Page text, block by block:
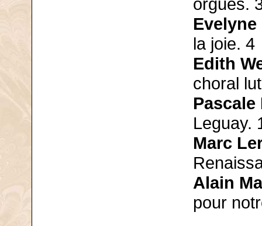
orgues.
la joie. 4
Edith
choral
Pascale
Leguay.
Marc
Alain
pour